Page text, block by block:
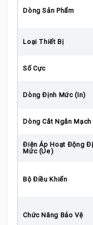
Dòng Sản Phẩm
Loại Thiết Bị
Số Cực
Dòng Định Mức (In)
Dòng Cắt Ngắn Mạch
Điện Áp Hoạt Động
Mức (Ue)
Bộ Điều Khiển
Chức Năng Bảo Vệ